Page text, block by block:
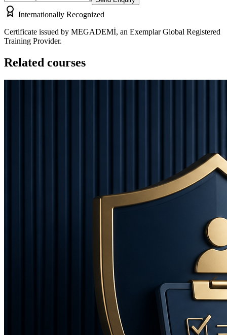
Internationally Recognized
Certificate issued by MEGADEMİ, an Exemplar Global Registered
Training Provider.
Related courses